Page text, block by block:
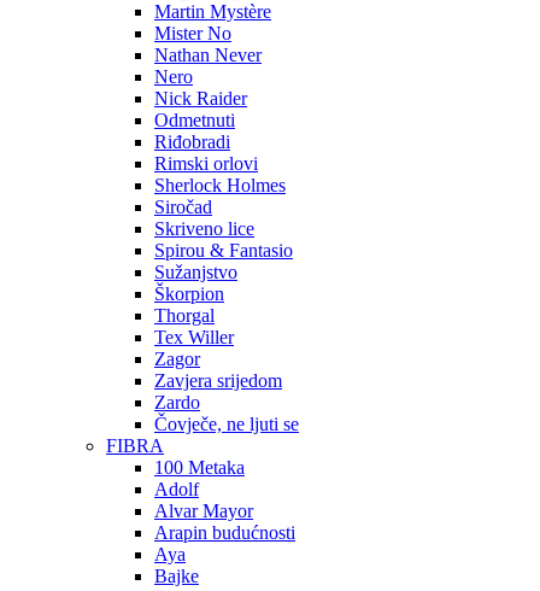
Martin Mystère
Mister No
Nathan Never
Nero
Nick Raider
Odmetnuti
Riđobradi
Rimski orlovi
Sherlock Holmes
Siročad
Skriveno lice
Spirou & Fantasio
Sužanjstvo
Škorpion
Thorgal
Tex Willer
Zagor
Zavjera srijedom
Zardo
Čovječe, ne ljuti se
FIBRA
100 Metaka
Adolf
Alvar Mayor
Arapin budućnosti
Aya
Bajke